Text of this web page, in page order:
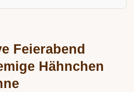
Feierabend
Hähnchen